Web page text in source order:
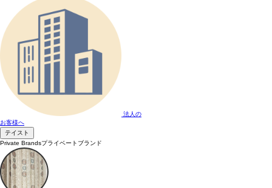
法人の
お客様へ
テイスト
Private Brandsプライベートブランド